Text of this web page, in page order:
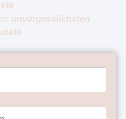
unvergesslichsten